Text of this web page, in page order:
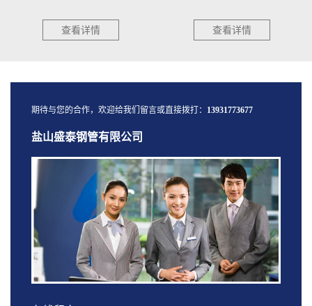
查看详情 查看详情
期待与您的合作，欢迎给我们留言或直接拨打： 13931773677
盐山盛泰钢管有限公司